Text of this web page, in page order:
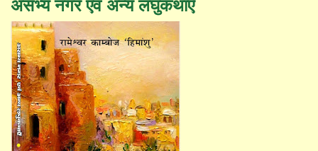
असभ्य नगर एवं अन्य लघुकथाएँ